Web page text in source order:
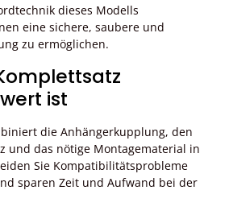
dieses Modells
eine sichere, saubere und
zu ermöglichen.
ist
die Anhängerkupplung, den
und das nötige Montagematerial in
Sie Kompatibilitätsprobleme
sparen Zeit und Aufwand bei der